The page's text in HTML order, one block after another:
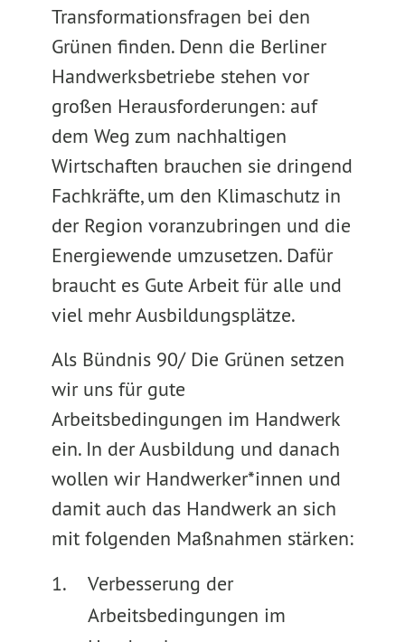
Transformationsfragen bei den
Grünen finden. Denn die Berliner
Handwerksbetriebe stehen vor
großen Herausforderungen: auf
dem Weg zum nachhaltigen
Wirtschaften brauchen sie dringend
Fachkräfte, um den Klimaschutz in
der Region voranzubringen und die
Energiewende umzusetzen. Dafür
braucht es Gute Arbeit für alle und
viel mehr Ausbildungsplätze.
Als Bündnis 90/ Die Grünen setzen
wir uns für gute
Arbeitsbedingungen im Handwerk
ein. In der Ausbildung und danach
wollen wir Handwerker*innen und
damit auch das Handwerk an sich
mit folgenden Maßnahmen stärken:
Verbesserung der
Arbeitsbedingungen im